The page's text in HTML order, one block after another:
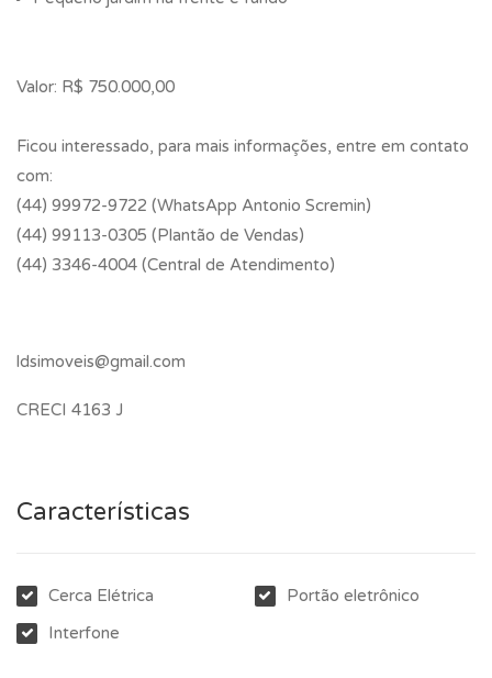
Valor: R$ 750.000,00
Ficou interessado, para mais informações, entre em contato
com:
(44) 99972-9722 (WhatsApp Antonio Scremin)
(44) 99113-0305 (Plantão de Vendas)
(44) 3346-4004 (Central de Atendimento)
ldsimoveis@gmail.com
CRECI 4163 J
Características
Cerca Elétrica
Interfone
Portão eletrônico